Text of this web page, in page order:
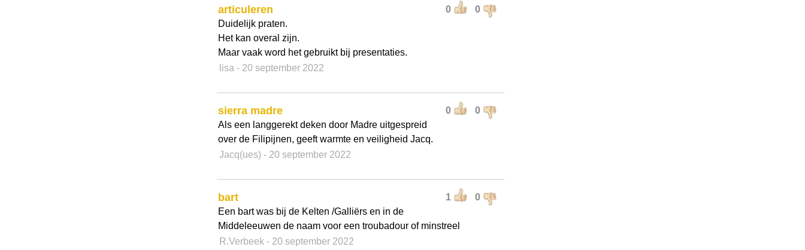
0 0
articuleren
Duidelijk praten.
Het kan overal zijn.
Maar vaak word het gebruikt bij presentaties.
lisa - 20 september 2022
0 0
sierra madre
Als een langgerekt deken door Madre uitgespreid
over de Filipijnen, geeft warmte en veiligheid Jacq.
Jacq(ues) - 20 september 2022
1 0
bart
Een bart was bij de Kelten /Galliërs en in de
Middeleeuwen de naam voor een troubadour of minstreel
R.Verbeek - 20 september 2022